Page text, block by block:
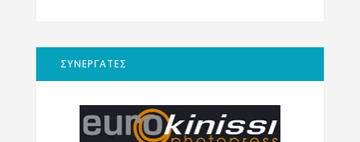
ΣΥΝΕΡΓΑΤΕΣ